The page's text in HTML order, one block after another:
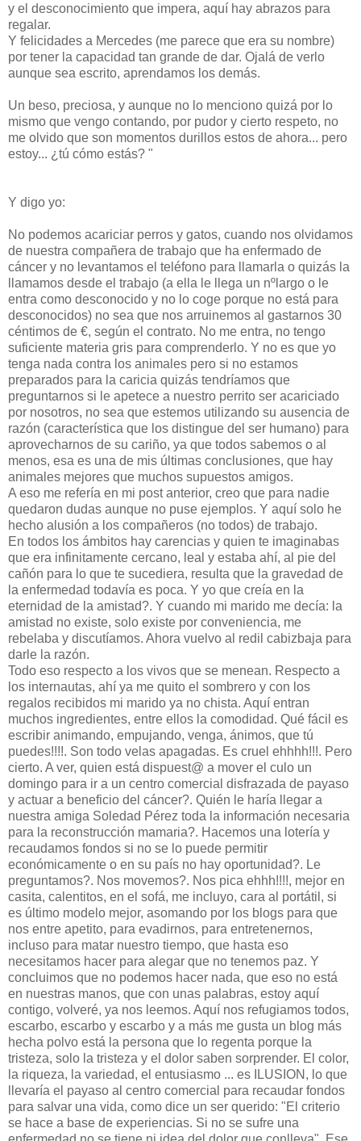
y el desconocimiento que impera, aquí hay abrazos para
regalar.
Y felicidades a Mercedes (me parece que era su nombre)
por tener la capacidad tan grande de dar. Ojalá de verlo
aunque sea escrito, aprendamos los demás.
Un beso, preciosa, y aunque no lo menciono quizá por lo
mismo que vengo contando, por pudor y cierto respeto, no
me olvido que son momentos durillos estos de ahora... pero
estoy... ¿tú cómo estás? "
Y digo yo:
No podemos acariciar perros y gatos, cuando nos olvidamos
de nuestra compañera de trabajo que ha enfermado de
cáncer y no levantamos el teléfono para llamarla o quizás la
llamamos desde el trabajo (a ella le llega un nºlargo o le
entra como desconocido y no lo coge porque no está para
desconocidos) no sea que nos arruinemos al gastarnos 30
céntimos de €, según el contrato. No me entra, no tengo
suficiente materia gris para comprenderlo. Y no es que yo
tenga nada contra los animales pero si no estamos
preparados para la caricia quizás tendríamos que
preguntarnos si le apetece a nuestro perrito ser acariciado
por nosotros, no sea que estemos utilizando su ausencia de
razón (característica que los distingue del ser humano) para
aprovecharnos de su cariño, ya que todos sabemos o al
menos, esa es una de mis últimas conclusiones, que hay
animales mejores que muchos supuestos amigos.
A eso me refería en mi post anterior, creo que para nadie
quedaron dudas aunque no puse ejemplos. Y aquí solo he
hecho alusión a los compañeros (no todos) de trabajo.
En todos los ámbitos hay carencias y quien te imaginabas
que era infinitamente cercano, leal y estaba ahí, al pie del
cañón para lo que te sucediera, resulta que la gravedad de
la enfermedad todavía es poca. Y yo que creía en la
eternidad de la amistad?. Y cuando mi marido me decía: la
amistad no existe, solo existe por conveniencia, me
rebelaba y discutíamos. Ahora vuelvo al redil cabizbaja para
darle la razón.
Todo eso respecto a los vivos que se menean. Respecto a
los internautas, ahí ya me quito el sombrero y con los
regalos recibidos mi marido ya no chista. Aquí entran
muchos ingredientes, entre ellos la comodidad. Qué fácil es
escribir animando, empujando, venga, ánimos, que tú
puedes!!!!. Son todo velas apagadas. Es cruel ehhhh!!!. Pero
cierto. A ver, quien está dispuest@ a mover el culo un
domingo para ir a un centro comercial disfrazada de payaso
y actuar a beneficio del cáncer?. Quién le haría llegar a
nuestra amiga Soledad Pérez toda la información necesaria
para la reconstrucción mamaria?. Hacemos una lotería y
recaudamos fondos si no se lo puede permitir
económicamente o en su país no hay oportunidad?. Le
preguntamos?. Nos movemos?. Nos pica ehhh!!!!, mejor en
casita, calentitos, en el sofá, me incluyo, cara al portátil, si
es último modelo mejor, asomando por los blogs para que
nos entre apetito, para evadirnos, para entretenernos,
incluso para matar nuestro tiempo, que hasta eso
necesitamos hacer para alegar que no tenemos paz. Y
concluimos que no podemos hacer nada, que eso no está
en nuestras manos, que con unas palabras, estoy aquí
contigo, volveré, ya nos leemos. Aquí nos refugiamos todos,
escarbo, escarbo y escarbo y a más me gusta un blog más
hecha polvo está la persona que lo regenta porque la
tristeza, solo la tristeza y el dolor saben sorprender. El color,
la riqueza, la variedad, el entusiasmo ... es ILUSION, lo que
llevaría el payaso al centro comercial para recaudar fondos
para salvar una vida, como dice un ser querido: "El criterio
se hace a base de experiencias. Si no se sufre una